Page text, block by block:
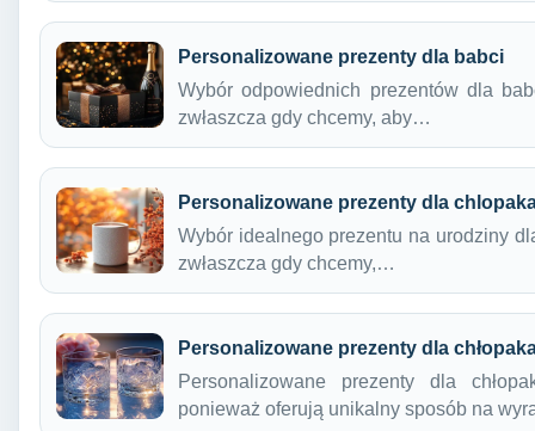
Personalizowane prezenty dla babci
Wybór odpowiednich prezentów dla
zwłaszcza gdy chcemy, aby…
Personalizowane prezenty dla
Wybór idealnego prezentu na urodziny
zwłaszcza gdy chcemy,…
Personalizowane prezenty dla
Personalizowane prezenty dla
ponieważ oferują unikalny sposób na